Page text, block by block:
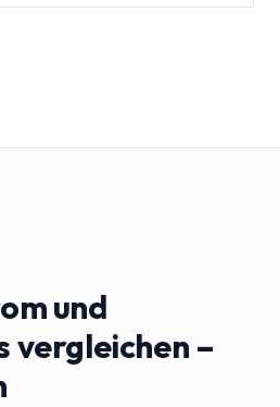
und
vergleichen –